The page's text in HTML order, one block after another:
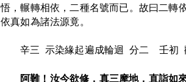
悟，輾轉相依，二種名號而已。故曰二轉
依真如為諸法源竟。
辛三 示染緣起遍成輪迴 分二 壬初
阿難！汝今欲修，真三摩地，直詣如